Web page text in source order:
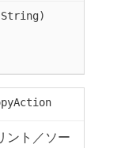
ント／ソー